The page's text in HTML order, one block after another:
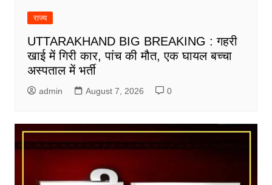
राज्य
UTTARAKHAND BIG BREAKING : गहरी
खाई में गिरी कार, पांच की मौत, एक घायल बच्चा
अस्पताल में भर्ती
admin August 7, 2026 0